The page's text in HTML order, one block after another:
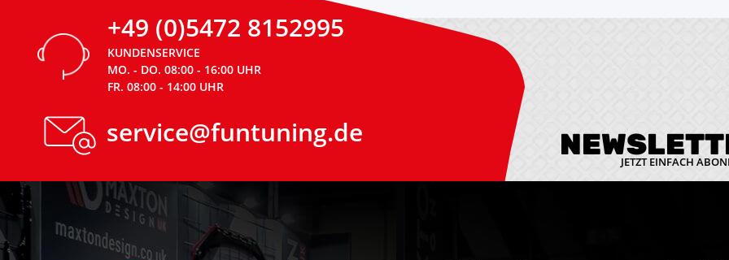
+49 (0)5472 8152995
KUNDENSERVICE
MO. - DO. 08:00 - 16:00 UHR
FR. 08:00 - 14:00 UHR
service@funtuning.de
JETZT EINFACH